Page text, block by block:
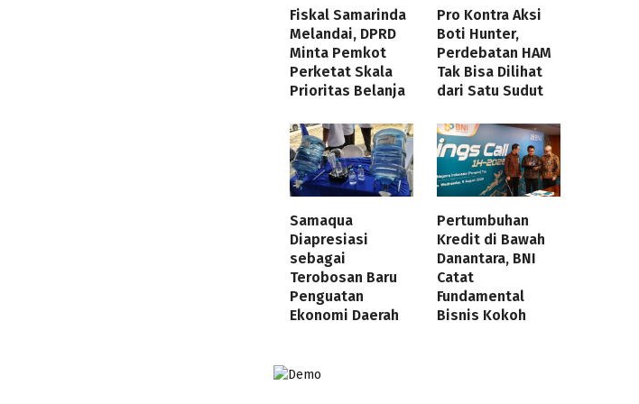
Fiskal Samarinda
Melandai, DPRD
Minta Pemkot
Perketat Skala
Prioritas Belanja
Pro Kontra Aksi
Boti Hunter,
Perdebatan HAM
Tak Bisa Dilihat
dari Satu Sudut
Samaqua
Diapresiasi
sebagai
Terobosan Baru
Penguatan
Ekonomi Daerah
Pertumbuhan
Kredit di Bawah
Danantara, BNI
Catat
Fundamental
Bisnis Kokoh